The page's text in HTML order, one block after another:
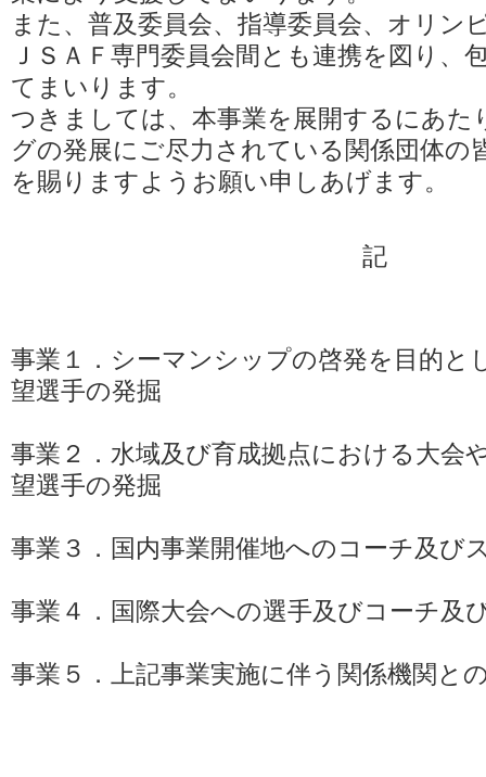
また、普及委員会、指導委員会、オリン
ＪＳＡＦ専門委員会間とも連携を図り、
てまいります。
つきましては、本事業を展開するにあた
グの発展にご尽力されている関係団体の
を賜りますようお願い申しあげます。
記
事業１．シーマンシップの啓発を目的と
望選手の発掘
事業２．水域及び育成拠点における大会
望選手の発掘
事業３．国内事業開催地へのコーチ及び
事業４．国際大会への選手及びコーチ及
事業５．上記事業実施に伴う関係機関と